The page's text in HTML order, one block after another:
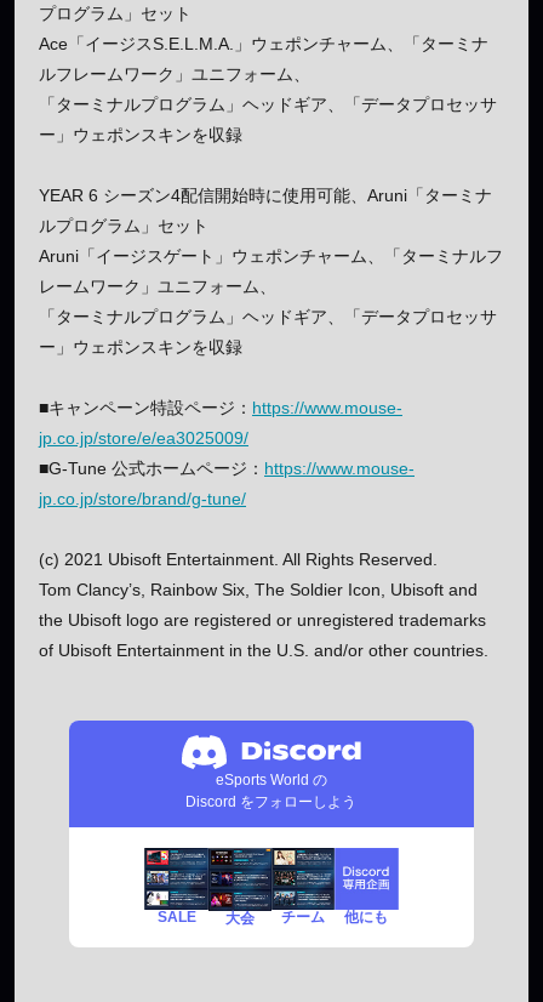
プログラム」セット
Ace「イージスS.E.L.M.A.」ウェポンチャーム、「ターミナ
ルフレームワーク」ユニフォーム、
「ターミナルプログラム」ヘッドギア、「データプロセッサ
ー」ウェポンスキンを収録
YEAR 6 シーズン4配信開始時に使用可能、Aruni「ターミナ
ルプログラム」セット
Aruni「イージスゲート」ウェポンチャーム、「ターミナルフ
レームワーク」ユニフォーム、
「ターミナルプログラム」ヘッドギア、「データプロセッサ
ー」ウェポンスキンを収録
■キャンペーン特設ページ： https://www.mouse-
jp.co.jp/store/e/ea3025009/
■G-Tune 公式ホームページ： https://www.mouse-
jp.co.jp/store/brand/g-tune/
(c) 2021 Ubisoft Entertainment. All Rights Reserved.
Tom Clancy’s, Rainbow Six, The Soldier Icon, Ubisoft and
the Ubisoft logo are registered or unregistered trademarks
of Ubisoft Entertainment in the U.S. and/or other countries.
eSports World の
Discord をフォローしよう
SALE 大会 チーム 他にも